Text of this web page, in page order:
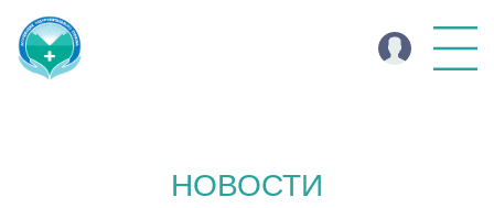
НОВОСТИ